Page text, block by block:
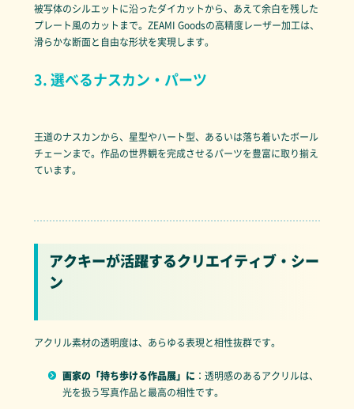
被写体のシルエットに沿ったダイカットから、あえて余白を残した
プレート風のカットまで。ZEAMI Goodsの高精度レーザー加工は、
滑らかな断面と自由な形状を実現します。
3. 選べるナスカン・パーツ
王道のナスカンから、星型やハート型、あるいは落ち着いたボール
チェーンまで。作品の世界観を完成させるパーツを豊富に取り揃え
ています。
アクキーが活躍するクリエイティブ・シー
ン
アクリル素材の透明度は、あらゆる表現と相性抜群です。
画家の「持ち歩ける作品展」に ：透明感のあるアクリルは、
光を扱う写真作品と最高の相性です。